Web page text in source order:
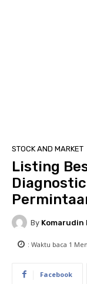
STOCK AND MARKET
Listing
By Komarudin
: Waktu baca 1
Facebook